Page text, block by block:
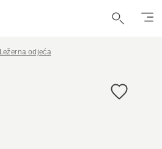
Ležerna odjeća